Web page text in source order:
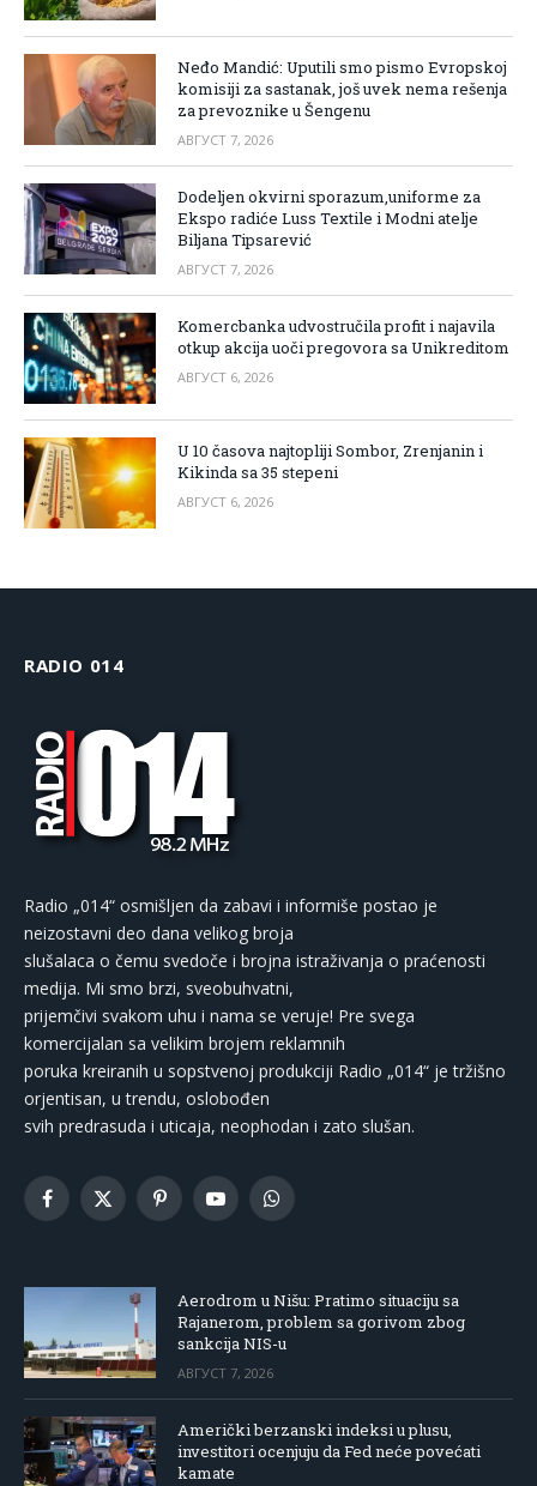
Neđo Mandić: Uputili smo pismo Evropskoj
komisiji za sastanak, još uvek nema rešenja
za prevoznike u Šengenu
АВГУСТ 7, 2026
Dodeljen okvirni sporazum,uniforme za
Ekspo radiće Luss Textile i Modni atelje
Biljana Tipsarević
АВГУСТ 7, 2026
Komercbanka udvostručila profit i najavila
otkup akcija uoči pregovora sa Unikreditom
АВГУСТ 6, 2026
U 10 časova najtopliji Sombor, Zrenjanin i
Kikinda sa 35 stepeni
АВГУСТ 6, 2026
RADIO 014
Radio „014“ osmišljen da zabavi i informiše postao je
neizostavni deo dana velikog broja
slušalaca o čemu svedoče i brojna istraživanja o praćenosti
medija. Mi smo brzi, sveobuhvatni,
prijemčivi svakom uhu i nama se veruje! Pre svega
komercijalan sa velikim brojem reklamnih
poruka kreiranih u sopstvenoj produkciji Radio „014“ je tržišno
orjentisan, u trendu, oslobođen
svih predrasuda i uticaja, neophodan i zato slušan.
Facebook
X
PinterestYouTubeWhatsApp
Aerodrom u Nišu: Pratimo situaciju sa
Rajanerom, problem sa gorivom zbog
sankcija NIS-u
АВГУСТ 7, 2026
Američki berzanski indeksi u plusu,
investitori ocenjuju da Fed neće povećati
kamate